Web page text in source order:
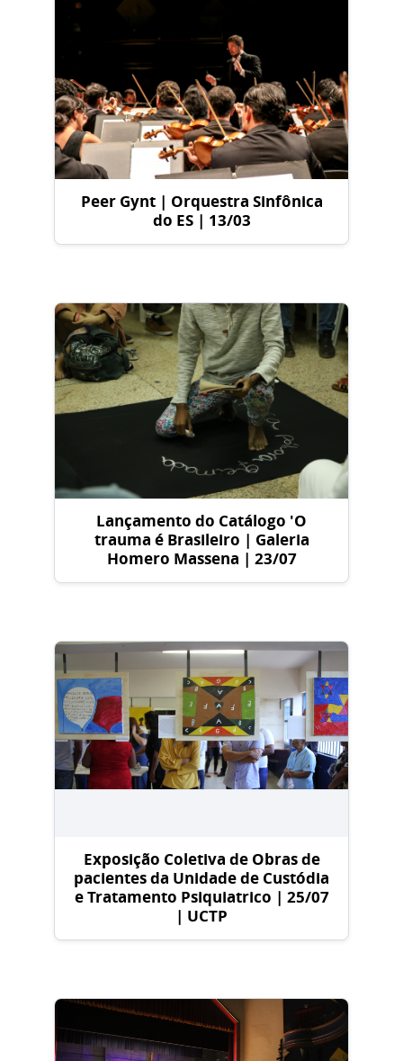
Peer Gynt | Orquestra Sinfônica
do ES | 13/03
Lançamento do Catálogo 'O
trauma é Brasileiro | Galeria
Homero Massena | 23/07
Exposição Coletiva de Obras de
pacientes da Unidade de Custódia
e Tratamento Psiquiatrico | 25/07
| UCTP